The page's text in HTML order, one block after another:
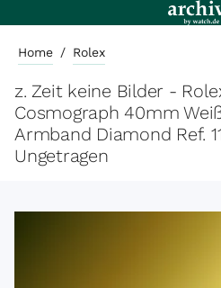
Home / Rolex
z. Zeit keine Bilder -
Cosmograph 40mm
Armband Diamond Ref.
Ungetragen